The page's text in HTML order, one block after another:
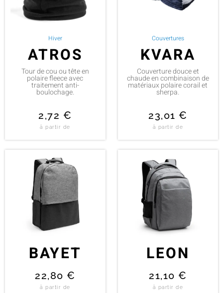
Hiver
ATROS
Tour de cou ou tête en
polaire fleece avec
traitement anti-
boulochage.
2,72 €
à partir de
Couvertures
KVARA
Couverture douce et
chaude en combinaison de
matériaux polaire corail et
sherpa.
23,01 €
à partir de
BAYET
22,80 €
à partir de
LEON
21,10 €
à partir de